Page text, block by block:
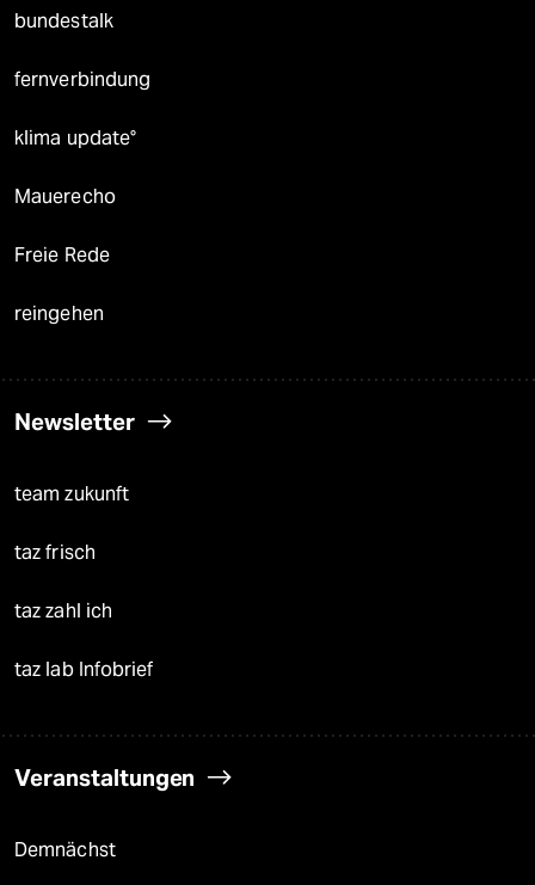
bundestalk
fernverbindung
klima update°
Mauerecho
Freie Rede
reingehen
Newsletter
team zukunft
taz frisch
taz zahl ich
taz lab Infobrief
Veranstaltungen
Demnächst